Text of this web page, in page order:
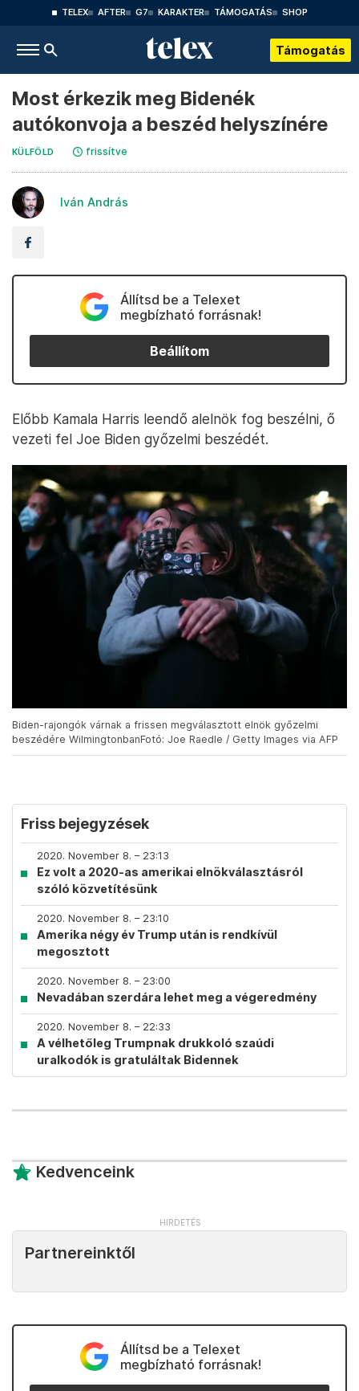
TELEX AFTER G7 KARAKTER TÁMOGATÁS SHOP
Támogatás
Most érkezik meg Bidenék
autókonvoja a beszéd helyszínére
KÜLFÖLD frissítve
Iván András
Állítsd be a Telexet
megbízható forrásnak!
Beállítom
Előbb Kamala Harris leendő alelnök fog beszélni, ő
vezeti fel Joe Biden győzelmi beszédét.
Biden-rajongók várnak a frissen megválasztott elnök győzelmi
beszédére WilmingtonbanFotó: Joe Raedle / Getty Images via AFP
Friss bejegyzések
2020. November 8. – 23:13
Ez volt a 2020-as amerikai elnökválasztásról
szóló közvetítésünk
2020. November 8. – 23:10
Amerika négy év Trump után is rendkívül
megosztott
2020. November 8. – 23:00
Nevadában szerdára lehet meg a végeredmény
2020. November 8. – 22:33
A vélhetőleg Trumpnak drukkoló szaúdi
uralkodók is gratuláltak Bidennek
Kedvenceink
Partnereinktől
Állítsd be a Telexet
megbízható forrásnak!